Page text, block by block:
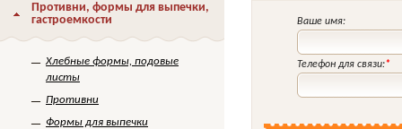
Ваше имя:
Телефон для связи:*
Противни, формы для выпечки,
гастроемкости
Хлебные формы, подовые
листы
Противни
Формы для выпечки